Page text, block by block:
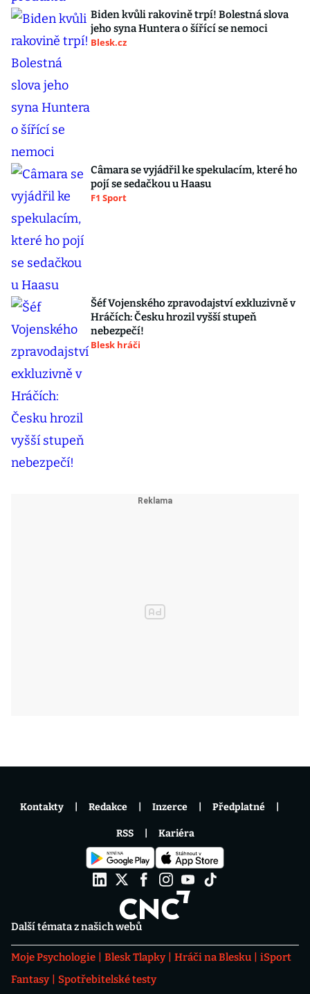
Biden kvůli rakovině trpí! Bolestná slova
jeho syna Huntera o šířící se nemoci
Blesk.cz
Câmara se vyjádřil ke spekulacím, které ho
pojí se sedačkou u Haasu
F1 Sport
Šéf Vojenského zpravodajství exkluzivně v
Hráčích: Česku hrozil vyšší stupeň
nebezpečí!
Blesk hráči
Další témata z našich webů
Moje Psychologie Blesk Tlapky Hráči na Blesku
iSport
Fantasy
Spotřebitelské testy
Kontakty Redakce Inzerce Předplatné
RSS Kariéra